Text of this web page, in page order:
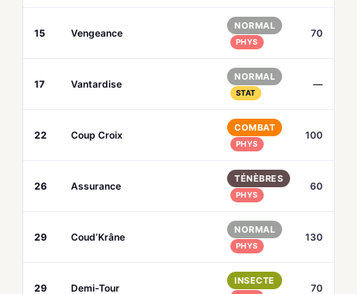
15 Vengeance
NORMAL
PHYS
70
17 Vantardise
NORMAL
STAT
—
22 Coup Croix
COMBAT
PHYS
100
26 Assurance
TÉNÈBRES
PHYS
60
29 Coud’Krâne
NORMAL
PHYS
130
29 Demi-Tour
INSECTE
70